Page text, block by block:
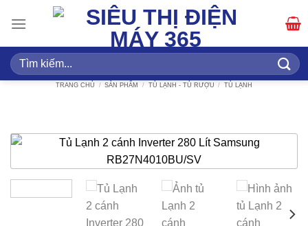
qua
dung
Tìm
kiếm:
TRANG CHỦ / SẢN PHẨM / TỦ LẠNH - TỦ RƯỢU / TỦ LẠNH